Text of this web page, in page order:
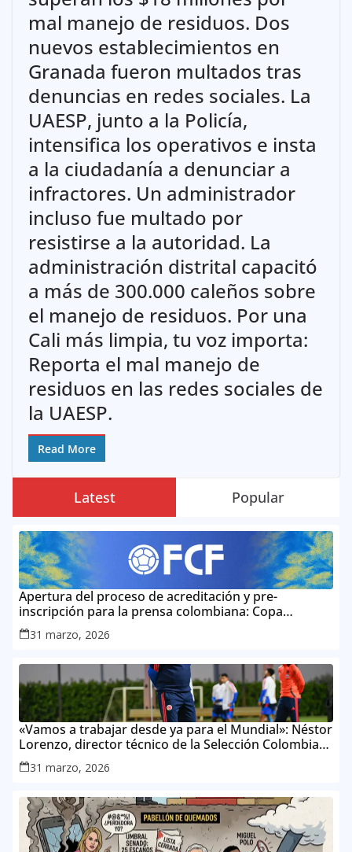
mal manejo de residuos. Dos
nuevos establecimientos en
Granada fueron multados tras
denuncias en redes sociales. La
UAESP, junto a la Policía,
intensifica los operativos e insta
a la ciudadanía a denunciar a
infractores. Un administrador
incluso fue multado por
resistirse a la autoridad. La
administración distrital capacitó
a más de 300.000 caleños sobre
el manejo de residuos. Por una
Cali más limpia, tu voz importa:
Reporta el mal manejo de
residuos en las redes sociales de
la UAESP.
Read More
Latest Popular
Apertura del proceso de acreditación y pre-
inscripción para la prensa colombiana: Copa
Mundial de la FIFA 2026 ™
31 marzo, 2026
«Vamos a trabajar desde ya para el Mundial»: Néstor
Lorenzo, director técnico de la Selección Colombia
Masculina de Mayores
31 marzo, 2026